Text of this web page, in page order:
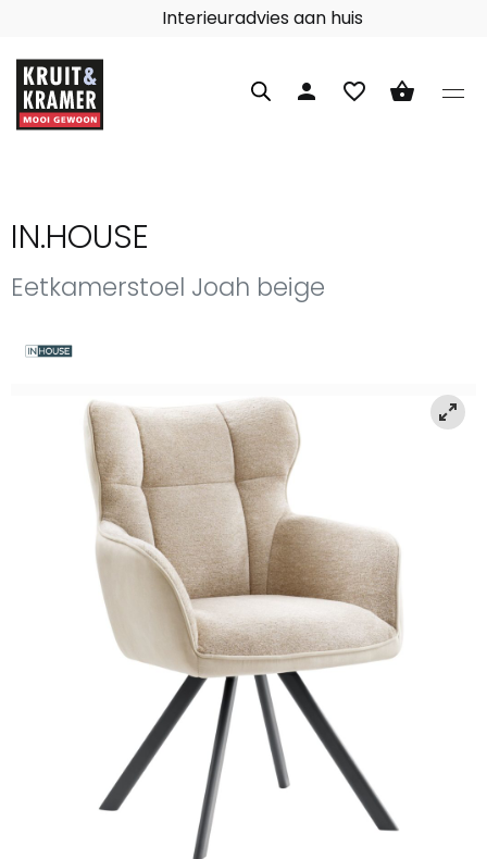
Interieuradvies aan huis
person favorite_border shopping_basket
IN.HOUSE
Eetkamerstoel Joah beige